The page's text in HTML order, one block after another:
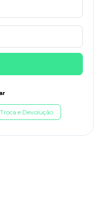
Troca e Devolução